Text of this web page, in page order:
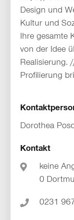
Design und
Kultur und
Ihre gesamte
von der Idee
Realisierung.
Profilierung
Dorothea
Kontakt
keine
0
0231